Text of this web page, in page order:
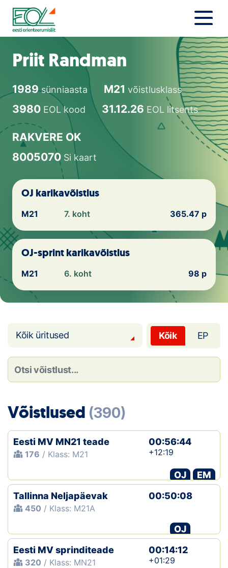
Liigu
sisu
juurde
Estonian Orienteering Federation
Uudised
Orienteerujale
Eesti Orienteerumine 100!
Toetamine
Telli litsents!
Loha
Kontakt
EOL
Galerii
Dokumendid
Suletud maastikud
Ajalugu
Priit Randman
1989sünniaasta M21 võistlusklass
3980 EOL kood 31.12.26 EOL litsents
RAKVERE OK
8005070 Si kaart
OJ karikavõistlus
M21 7. koht 365.47 p
OJ-sprint karikavõistlus
M21 6. koht 98 p
Kõik üritused Kõik EP
Võistlused (390)
Eesti MV MN21 teade
176 / Klass: M21
00:56:44
+12:19
OJ
EM
Tallinna Neljapäevak
450 / Klass: M21A
00:50:08
OJ
Eesti MV sprinditeade
320 / Klass: MN21
00:14:12
+01:29